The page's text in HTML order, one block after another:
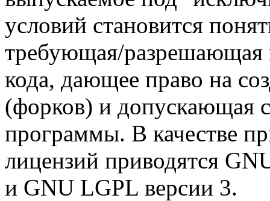
условий становится
требующая/разрешающая
кода, дающее право на
(форков) и допускающая
программы. В качестве
лицензий приводятся
и GNU LGPL версии 3.